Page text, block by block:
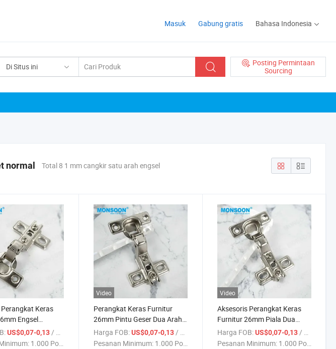
Masuk Gabung gratis Bahasa Indonesia
Di Situs ini
Posting Permintaan
Sourcing
normal
Total 8 1 mm cangkir satu arah engsel
Keras
Engsel
Dua Arah Besi
Dapur Bisagras
US$0,07-0,13 / Bagian
1.000 Potong
Video
Perangkat Keras Furnitur
26mm Pintu Geser Dua Arah
Besi Tersembunyi Inset Pintu
Dapur Bisagras Kabinet
Harga FOB: US$0,07-0,13/ Bagian
Pesanan Minimum: 1.000 Potong
Video
Aksesoris Perangkat Keras
Furnitur 26mm Piala Dua
Arah Setengah Tumpang
Tindih Geser pada Bisagras
Harga FOB: US$0,07-0,13/ Bagian
Pesanan Minimum: 1.000 Potong